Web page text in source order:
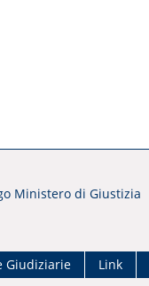
Giudiziarie Link